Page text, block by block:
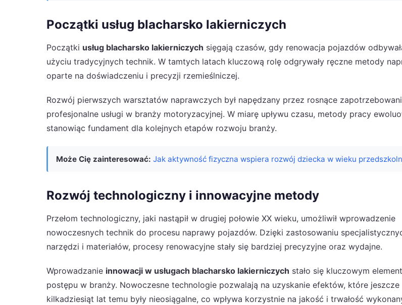
Początki usług blacharsko lakierniczych
Początki usług blacharsko lakierniczych sięgają czasów, gdy renowacja pojazdów
użyciu tradycyjnych technik. W tamtych latach kluczową rolę odgrywały ręczne metody
oparte na doświadczeniu i precyzji rzemieślniczej.
Rozwój pierwszych warsztatów naprawczych był napędzany przez rosnące
profesjonalne usługi w branży motoryzacyjnej. W miarę upływu czasu, metody pracy
stanowiąc fundament dla kolejnych etapów rozwoju branży.
Może Cię zainteresować: Jak aktywność fizyczna wspiera rozwój dziecka w wieku
Rozwój technologiczny i innowacyjne metody
Przełom technologiczny, jaki nastąpił w drugiej połowie XX wieku, umożliwił wprowadzenie
nowoczesnych technik do procesu naprawy pojazdów. Dzięki zastosowaniu
narzędzi i materiałów, procesy renowacyjne stały się bardziej precyzyjne oraz wydajne.
Wprowadzanie innowacji w usługach blacharsko lakierniczych stało się kluczowym
postępu w branży. Nowoczesne technologie pozwalają na uzyskanie efektów, które jeszcze
kilkadziesiąt lat temu były nieosiągalne, co wpływa korzystnie na jakość i trwałość